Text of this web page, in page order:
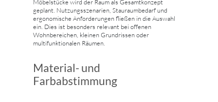
Möbelstücke wird der Raum als Gesamtkonzept
geplant. Nutzungsszenarien, Stauraumbedarf und
ergonomische Anforderungen fließen in die Auswahl
ein. Dies ist besonders relevant bei offenen
Wohnbereichen, kleinen Grundrissen oder
multifunktionalen Räumen.
Material- und
Farbabstimmung